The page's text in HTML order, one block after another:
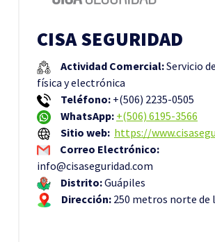
CISA SEGURIDAD
Actividad Comercial:Servicio
física y electrónica
Teléfono: +(506) 2235-0505
WhatsApp: +(506) 6195-3566
Sitio web: https://
Correo Electrónico:
info@cisaseguridad.com
Distrito:Guápiles
Dirección: 250 metros norte de